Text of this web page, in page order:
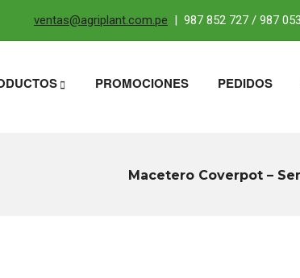
ventas@agriplant.com.pe | 987 852 727 / 987
PROMOCIONES PEDIDOS
Macetero Coverpot –